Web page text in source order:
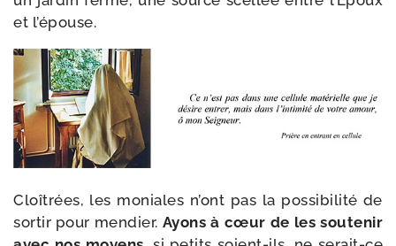
et l’épouse.
Cloîtrées, les moniales n’ont pas la pos­si­bi­li­té de
sor­tir pour men­dier. Ayons à cœur de les sou­te­nir